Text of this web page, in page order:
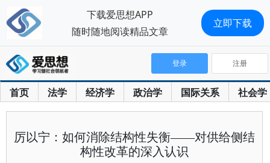
首页 法学 经济学 政治学 国际关系 社会学
登录 注册
厉以宁：如何消除结构性失衡——对供给侧结
构性改革的深入认识
下载爱思想APP
随时随地阅读精品文章
立即下载